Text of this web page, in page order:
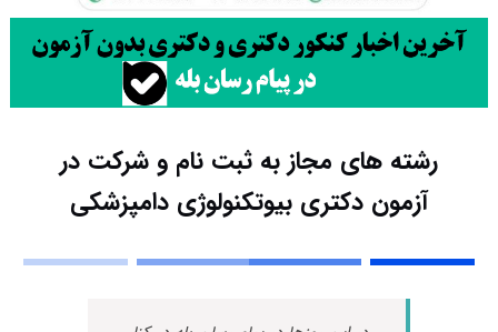
رشته های مجاز به ثبت نام و شرکت در
آزمون دکتری بیوتکنولوژی دامپزشکی